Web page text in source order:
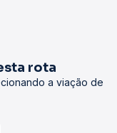
rota
a viação de